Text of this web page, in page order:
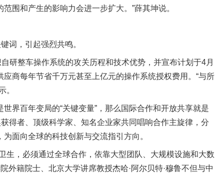
围和产生的影响力会进一步扩大。”薛其坤说。
词，引起强烈共鸣。
整车操作系统的攻关历程和技术优势，并宣布计划于4月
商每年节省千万元甚至上亿元的操作系统授权费用。“与所
。
百年变局的“关键变量”，那么国际合作和开放共享就是
得者、顶级科学家、知名企业家共同唱响合作主旋律，分
面向全球的科技创新与交流指引方向。
，必须通过全球合作，依靠大型团队、大规模设施和大数
外籍院士、北京大学讲席教授杰哈·阿尔贝特·穆鲁不但与中